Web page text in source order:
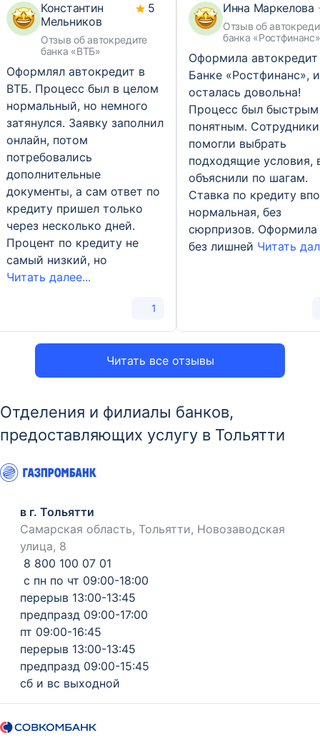
Читать все отзывы
Константин
Мельников
Отзыв об автокредите
банка «ВТБ»
5
Оформлял автокредит в
ВТБ. Процесс был в целом
нормальный, но немного
затянулся. Заявку заполнил
онлайн, потом
потребовались
дополнительные
документы, а сам ответ по
кредиту пришел только
через несколько дней.
Процент по кредиту не
самый низкий, но
Читать далее...
1
Инна Маркелова
Отзыв об
банка «Ростфинанс»
Оформила автокредит
Банке «Ростфинанс», и
осталась довольна!
Процесс был
понятным. Сотрудники
помогли выбрать
подходящие условия,
объяснили по шагам.
Ставка по кредиту
нормальная, без
сюрпризов. Оформила
без лишней Читать
Отделения и филиалы банков,
предоставляющих услугу в Тольятти
в г. Тольятти
Самарская область, Тольятти, Новозаводская
улица, 8
8 800 100 07 01
с пн по чт 09:00-18:00
перерыв 13:00-13:45
предпразд 09:00-17:00
пт 09:00-16:45
перерыв 13:00-13:45
предпразд 09:00-15:45
сб и вс выходной